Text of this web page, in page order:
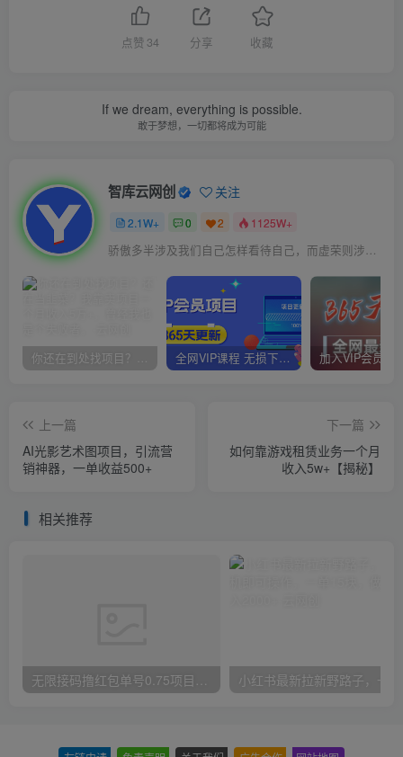
点赞 34 分享 收藏
If we dream, everything is possible.
敢于梦想，一切都将成为可能
智库云网创 关注
2.1W+ 0 2 1125W+
骄傲多半涉及我们自己怎样看待自己，而虚荣则涉及我们想别人怎样看我们
你还在到处找项目？还在当韭菜？我靠卖项目一个月收入5万+，曾经我也是个失败者。 全网VIP课程 无损下载~
上一篇
AI光影艺术图项目，引流营
销神器，一单收益500+
下一篇
如何靠游戏租赁业务一个月
收入5w+【揭秘】
相关推荐
无限接码撸红包单号0.75项目无偿分享给你【揭秘】